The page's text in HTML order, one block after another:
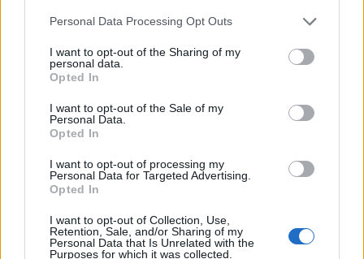
Personal Data Processing Opt Outs
I want to opt-out of the Sharing of my
personal data.
Opted In
I want to opt-out of the Sale of my
Personal Data.
Opted In
I want to opt-out of processing my
Personal Data for Targeted Advertising.
Opted In
I want to opt-out of Collection, Use,
Retention, Sale, and/or Sharing of my
Personal Data that Is Unrelated with the
Purposes for which it was collected.